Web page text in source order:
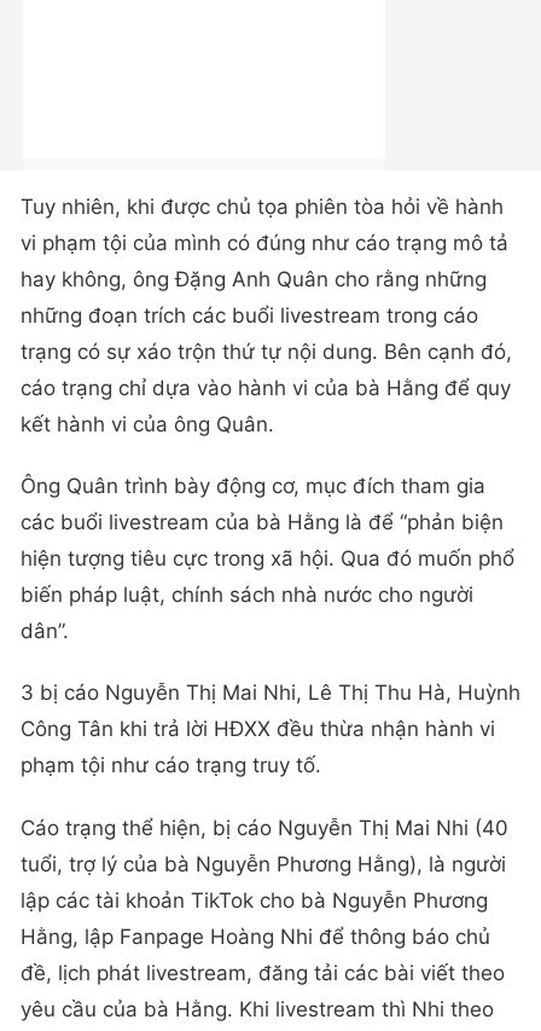
Tuy nhiên, khi được chủ tọa phiên tòa hỏi về hành
vi phạm tội của mình có đúng như cáo trạng mô tả
hay không, ông Đặng Anh Quân cho rằng những
những đoạn trích các buổi livestream trong cáo
trạng có sự xáo trộn thứ tự nội dung. Bên cạnh đó,
cáo trạng chỉ dựa vào hành vi của bà Hằng để quy
kết hành vi của ông Quân.
Ông Quân trình bày động cơ, mục đích tham gia
các buổi livestream của bà Hằng là để “phản biện
hiện tượng tiêu cực trong xã hội. Qua đó muốn phổ
biến pháp luật, chính sách nhà nước cho người
dân”.
3 bị cáo Nguyễn Thị Mai Nhi, Lê Thị Thu Hà, Huỳnh
Công Tân khi trả lời HĐXX đều thừa nhận hành vi
phạm tội như cáo trạng truy tố.
Cáo trạng thể hiện, bị cáo Nguyễn Thị Mai Nhi (40
tuổi, trợ lý của bà Nguyễn Phương Hằng), là người
lập các tài khoản TikTok cho bà Nguyễn Phương
Hằng, lập Fanpage Hoàng Nhi để thông báo chủ
đề, lịch phát livestream, đăng tải các bài viết theo
yêu cầu của bà Hằng. Khi livestream thì Nhi theo